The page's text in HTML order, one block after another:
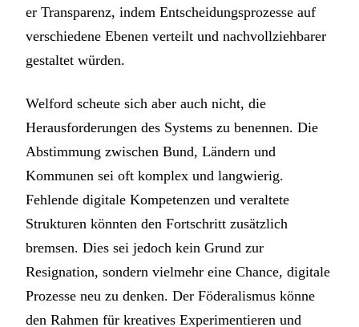
er Transparenz, indem Entscheidungsprozesse auf
verschiedene Ebenen verteilt und nachvollziehbarer
gestaltet würden.
Welford scheute sich aber auch nicht, die
Herausforderungen des Systems zu benennen. Die
Abstimmung zwischen Bund, Ländern und
Kommunen sei oft komplex und langwierig.
Fehlende digitale Kompetenzen und veraltete
Strukturen könnten den Fortschritt zusätzlich
bremsen. Dies sei jedoch kein Grund zur
Resignation, sondern vielmehr eine Chance, digitale
Prozesse neu zu denken. Der Föderalismus könne
den Rahmen für kreatives Experimentieren und